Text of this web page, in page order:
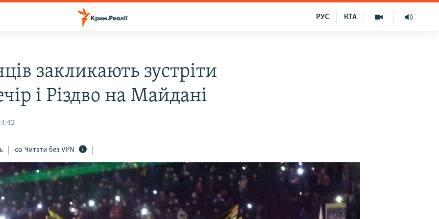
КТА
РУС
закликають зустріти
і Різдво на Майдані
Читати без VPN